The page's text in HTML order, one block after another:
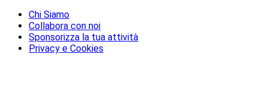
Chi Siamo
Collabora con noi
Sponsorizza la tua attività
Privacy e Cookies